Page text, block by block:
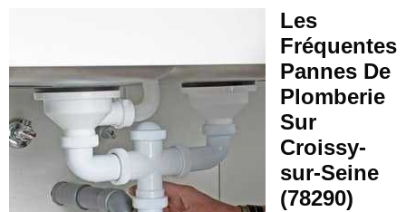
Les
Fréquentes
Pannes De
Plomberie
Sur
Croissy-
sur-Seine
(78290)